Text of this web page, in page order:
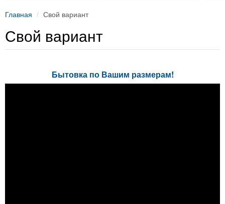
Главная Свой вариант
Свой вариант
Бытовка по Вашим размерам!